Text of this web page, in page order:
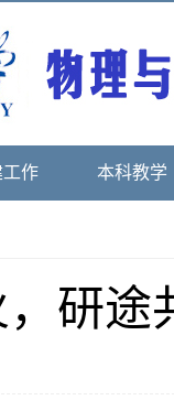
工作 本科教学
，研